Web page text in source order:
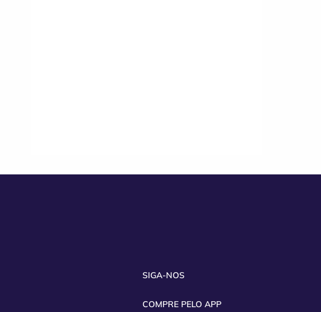
SIGA-NOS
COMPRE PELO APP